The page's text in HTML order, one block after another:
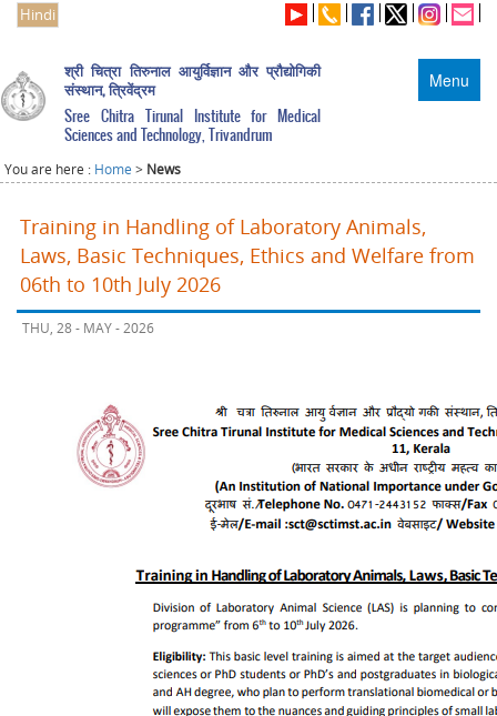
Hindi
Menu
श्री चित्रा तिरुनाल आयुर्विज्ञान और प्रौद्योगिकी
संस्थान, त्रिवेंद्रम
Sree Chitra Tirunal Institute for Medical
Sciences and Technology, Trivandrum
You are here : Home > News
Training in Handling of Laboratory Animals,
Laws, Basic Techniques, Ethics and Welfare from
06th to 10th July 2026
THU, 28 - MAY - 2026